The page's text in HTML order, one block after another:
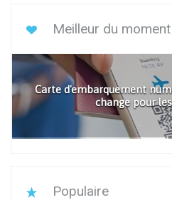
Meilleur du moment
Carte d'embarquement
change pour
Populaire